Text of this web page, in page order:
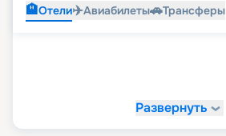
🏨Отели✈️Авиабилеты🚗Трансферы
Развернуть